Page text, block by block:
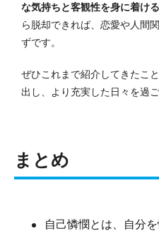
な気持ちと客観性を身に着け
ら脱却できれば、恋愛や人間
ずです。
ぜひこれまで紹介してきたこ
出し、より充実した日々を過
まとめ
自己憐憫とは、自分